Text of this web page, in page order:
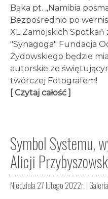
Bąka pt. „Namibia
Bezpośrednio po
XL Zamojskich
"Synagoga" Fundacja
Żydowskiego będzie
autorskie ze
twórczej Fotografem!
[ Czytaj całość ]
Symbol Systemu,
Alicji
Niedziela 27 lutego 2022r. |